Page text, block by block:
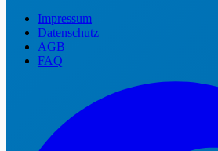
Impressum
Datenschutz
AGB
FAQ